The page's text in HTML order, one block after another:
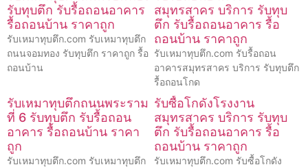
รับทุบตึก รับรื้อถอนอาคาร
รื้อถอนบ้าน ราคาถูก
รับเหมาทุบตึก.com รับเหมาทุบตึก
ถนนจอมทอง รับทุบตึก ราคาถูก รื้อ
ถอนบ้าน
สมุทรสาคร บริการ รับทุบ
ตึก รับรื้อถอนอาคาร รื้อ
ถอนบ้าน ราคาถูก
รับเหมาทุบตึก.com รับรื้อถอน
อาคารสมุทรสาคร บริการ รับทุบตึก
รื้อถอนโกด
รับเหมาทุบตึกถนนพระราม
ที่ 6 รับทุบตึก รับรื้อถอน
อาคาร รื้อถอนบ้าน ราคา
ถูก
รับเหมาทุบตึก.com รับเหมาทุบตึก
รับซื้อโกดังโรงงาน
สมุทรสาคร บริการ รับทุบ
ตึก รับรื้อถอนอาคาร รื้อ
ถอนบ้าน ราคาถูก
รับเหมาทุบตึก.com รับซื้อโกดัง